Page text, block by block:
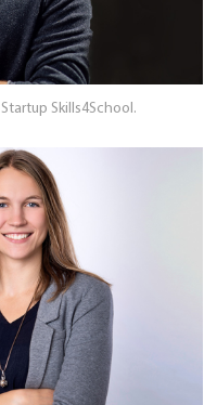
Skills4School.